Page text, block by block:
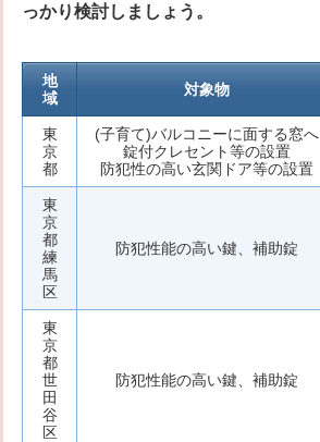
っかり検討しましょう。
地
域
対象物
東
京
都
(子育て)バルコニーに面する窓へ
錠付クレセント等の設置
防犯性の高い玄関ドア等の設置
東
京
都
練
馬
区
防犯性能の高い鍵、補助錠
東
京
都
世
田
谷
区
防犯性能の高い鍵、補助錠